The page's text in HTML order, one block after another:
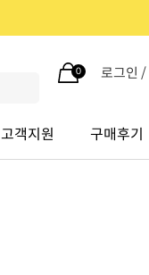
0 로그인 /
고객지원 구매후기